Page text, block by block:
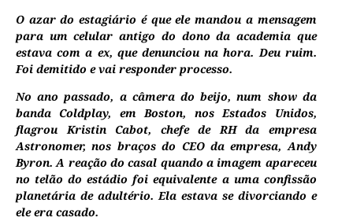
O azar do estagiário é que ele mandou a mensagem
para um celular antigo do dono da academia que
estava com a ex, que denunciou na hora. Deu ruim.
Foi demitido e vai responder processo.
No ano passado, a câmera do beijo, num show da
banda Coldplay, em Boston, nos Estados Unidos,
flagrou Kristin Cabot, chefe de RH da empresa
Astronomer, nos braços do CEO da empresa, Andy
Byron. A reação do casal quando a imagem apareceu
no telão do estádio foi equivalente a uma confissão
planetária de adultério. Ela estava se divorciando e
ele era casado.